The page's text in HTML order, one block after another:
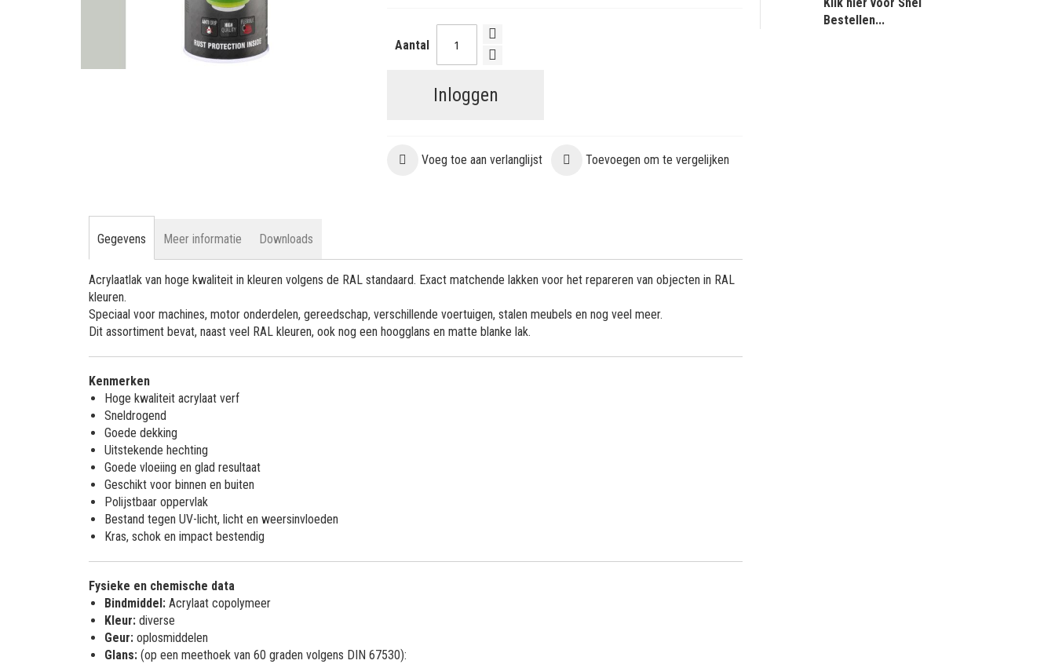
Aantal
Inloggen
Voeg toe aan verlanglijst Toevoegen om te vergelijken
Bestellen...
Gegevens
Acrylaatlak van hoge kwaliteit in kleuren volgens de RAL standaard. Exact matchende lakken voor het repareren van objecten in RAL
kleuren.
Speciaal voor machines, motor onderdelen, gereedschap, verschillende voertuigen, stalen meubels en nog veel meer.
Dit assortiment bevat, naast veel RAL kleuren, ook nog een hoogglans en matte blanke lak.
Kenmerken
Hoge kwaliteit acrylaat verf
Sneldrogend
Goede dekking
Uitstekende hechting
Goede vloeiing en glad resultaat
Geschikt voor binnen en buiten
Polijstbaar oppervlak
Bestand tegen UV-licht, licht en weersinvloeden
Kras, schok en impact bestendig
Fysieke en chemische data
Bindmiddel: Acrylaat copolymeer
Kleur: diverse
Geur: oplosmiddelen
Glans: (op een meethoek van 60 graden volgens DIN 67530):
Meer informatie Downloads